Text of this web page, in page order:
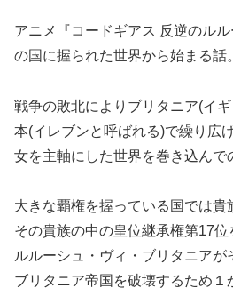
アニメ『コードギアス 反逆のル
の国に握られた世界から始まる話。
戦争の敗北によりブリタニア(イ
本(イレブンと呼ばれる)で繰り広
女を主軸にした世界を巻き込んで
大きな覇権を握っている国では貴
その貴族の中の皇位継承権第17
ルルーシュ・ヴィ・ブリタニアが
ブリタニア帝国を破壊するため１